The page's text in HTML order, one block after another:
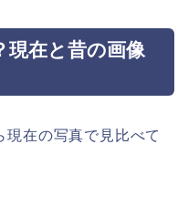
現在と昔の画像
現在の写真で見比べて